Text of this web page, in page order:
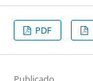
PDF